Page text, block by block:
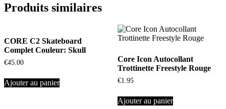
Produits similaires
CORE C2 Skateboard
Complet Couleur: Skull
€45.00
Ajouter au panier
Core Icon Autocollant
Trottinette Freestyle Rouge
€1.95
Ajouter au panier